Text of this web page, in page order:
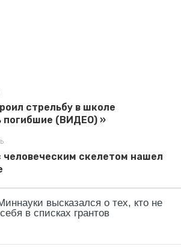
высказался о тех, кто не
в списках грантов